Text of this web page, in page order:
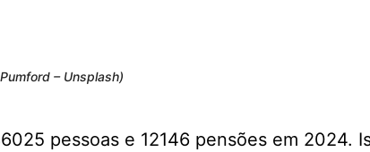
– Unsplash)
pessoas e 12146 pensões em 2024.